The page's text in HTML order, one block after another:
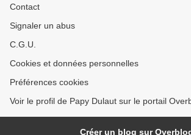
Contact
Signaler un abus
C.G.U.
Cookies et données personnelles
Préférences cookies
Voir le profil de Papy Dulaut sur le portail
Créer un blog sur